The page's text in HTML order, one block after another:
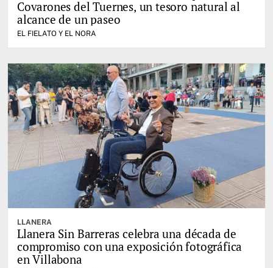
Covarones del Tuernes, un tesoro natural al
alcance de un paseo
EL FIELATO Y EL NORA
LLANERA
Llanera Sin Barreras celebra una década de
compromiso con una exposición fotográfica
en Villabona